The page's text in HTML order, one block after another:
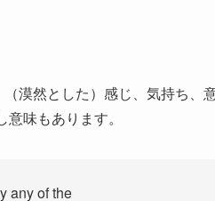
漠然とした）感じ、気持ち、
味もあります。
any of the